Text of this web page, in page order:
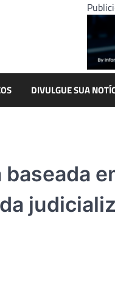
DIVULGUE SUA